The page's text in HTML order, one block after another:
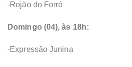
-Rojão do Forró
Domingo (04), às 18h:
-Expressão Junina